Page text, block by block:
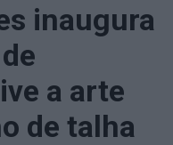
inaugura
a arte
de talha